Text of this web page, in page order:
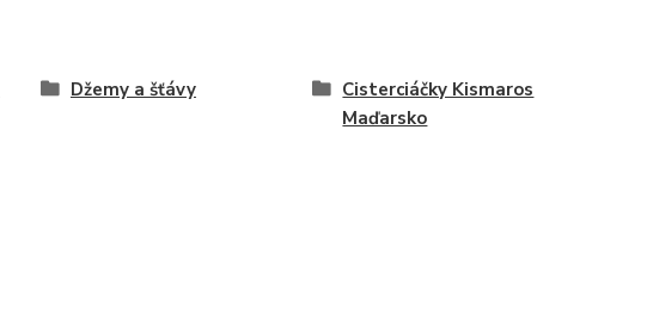
Džemy a šťávy
Cisterciáčky Kismaros
Maďarsko